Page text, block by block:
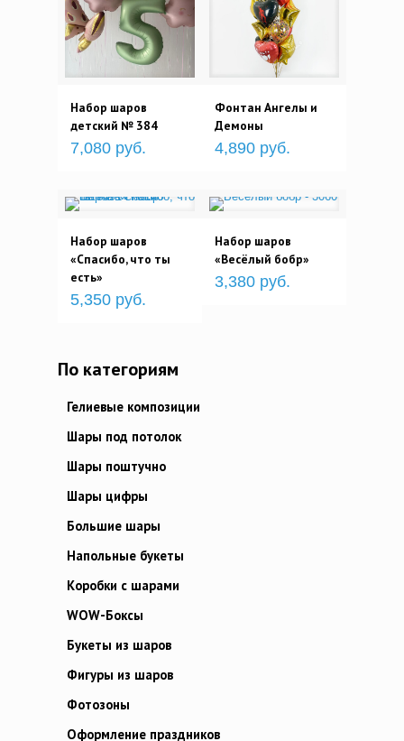
Набор шаров
детский № 384
7,080 руб.
Фонтан Ангелы и
Демоны
4,890 руб.
Набор шаров
«Спасибо, что ты
есть»
5,350 руб.
Набор шаров
«Весёлый бобр»
3,380 руб.
По категориям
Гелиевые композиции
Шары под потолок
Шары поштучно
Шары цифры
Большие шары
Напольные букеты
Коробки с шарами
WOW-Боксы
Букеты из шаров
Фигуры из шаров
Фотозоны
Оформление праздников